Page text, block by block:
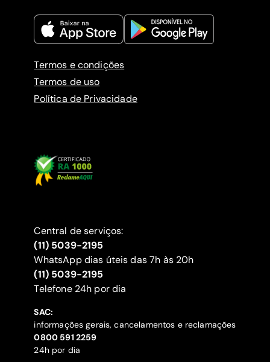
Termos e condições
Termos de uso
Política de Privacidade
Central de serviços:
(11) 5039-2195
WhatsApp dias úteis das 7h às 20h
(11) 5039-2195
‍Telefone 24h por dia
SAC:
informações gerais, cancelamentos e reclamações
‍0800 591 2259
24h por dia